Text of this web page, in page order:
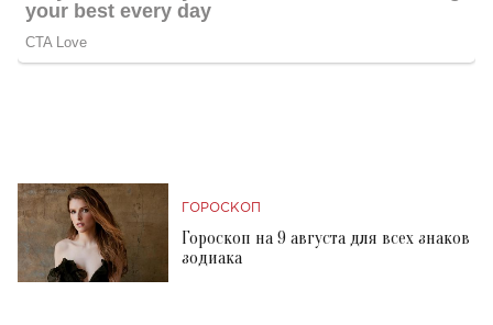
ГОРОСКОП
Гороскоп на 9 августа для всех знаков
зодиака